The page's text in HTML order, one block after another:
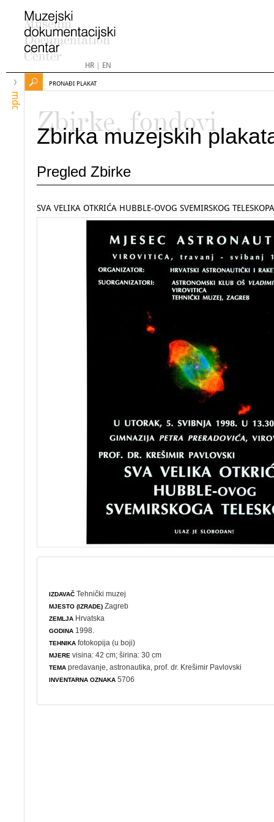
HR| EN
mdc
PRONAĐI PLAKAT
Zbirke, fondovi
Zbirka muzejskih
Pregled Zbirke
SVA VELIKA OTKRIĆA HUBBLE-OVOG SVEMIRSKOG TELESKOPA
IZDAVAČ Tehnički muzej
MJESTO (IZRADE) Zagreb
ZEMLJA Hrvatska
GODINA 1998.
TEHNIKA fotokopija (u boji)
MJERE visina: 42 cm; širina: 30 cm
TEMA predavanje ,astronautika , prof. dr. Krešimir Pavlovski
INVENTARNA OZNAKA 5706